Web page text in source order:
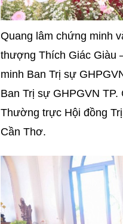
Quang lâm chứng minh
thượng Thích Giác Giàu
minh Ban Trị sự
Ban Trị sự GHPGVN
Thường trực Hội đồng
Cần Thơ.